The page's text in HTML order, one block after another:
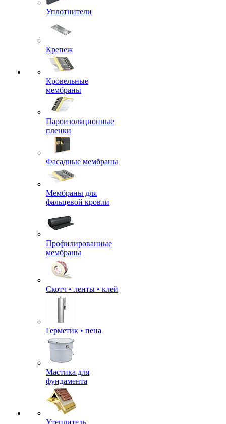
Уплотнители
Крепеж
Кровельные
мембраны
Пароизоляционные
пленки
Фасадные мембраны
Мембраны для
фальцевой кровли
Профилированные
мембраны
Скотч • ленты • клей
Герметик • пена
Мастика для
фундамента
Утеплитель